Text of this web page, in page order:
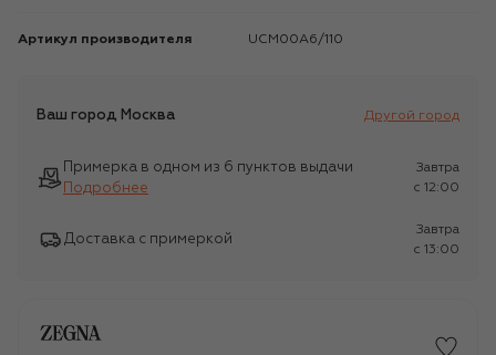
Артикул производителя UCM00A6/110
Ваш город Москва Другой город
Примерка в одном из 6 пунктов выдачи
Подробнее
Завтра
c 12:00
Доставка с примеркой
Завтра
c 13:00